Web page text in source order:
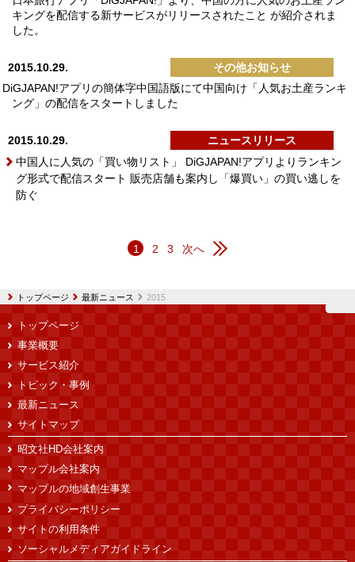
キングを配信する新サービスがリリースされたこと が紹介されま
した。
2015.10.29.
その他お知らせ
DiGJAPAN!アプリの簡体字中国語版にて中国向け「人気お土産ランキ
ング」の配信をスタートしました
2015.10.29.
ニュースリリース
中国人に人気の「買い物リスト」 DiGJAPAN!アプリよりランキン
グ形式で配信スタート 販売店舗も案内し「爆買い」の買い逃しを
防ぐ
1 2 3 次へ
トップページ 最新ニュース 2015
トップページ
事業概要
サービス紹介
トピック・事例
最新ニュース
サイトマップ
昭文社HD会社案内
マップル会社案内
マップルの地域創生事業
プライバシーポリシー
サイトの利用条件
ソーシャルメディアガイドライン